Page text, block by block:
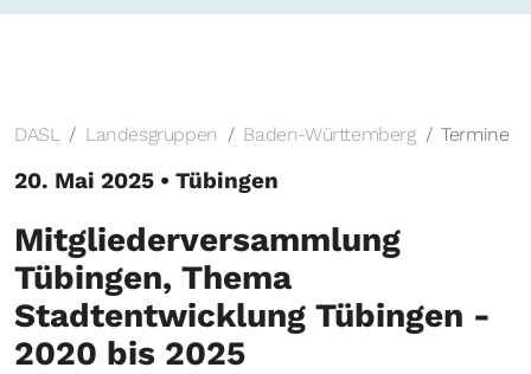
DASL Landesgruppen Baden-Württemberg Termine
20. Mai 2025 • Tübingen
Mitgliederversammlung
Tübingen, Thema
Stadtentwicklung Tübingen -
2020 bis 2025